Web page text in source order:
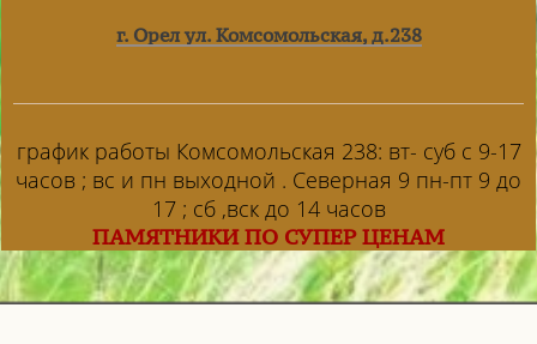
г. Орел ул. Комсомольская, д.238
график работы Комсомольская 238: вт- суб с 9-17
часов ; вс и пн выходной . Северная 9 пн-пт 9 до
17 ; сб ,вск до 14 часов
ПАМЯТНИКИ ПО СУПЕР ЦЕНАМ